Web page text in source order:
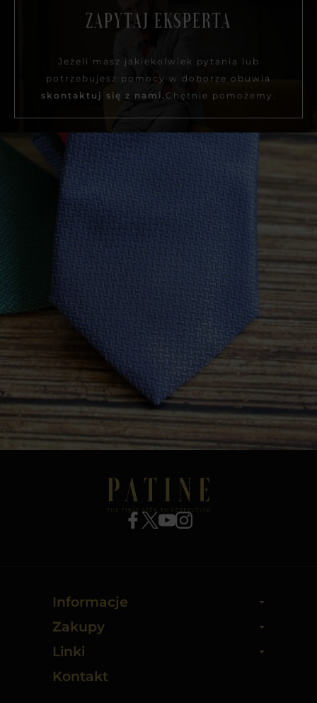
ZAPYTAJ EKSPERTA
Jeżeli masz jakiekolwiek pytania lub
potrzebujesz pomocy w doborze obuwia
skontaktuj się z nami. Chętnie pomożemy.
Informacje
Zakupy
Linki
Kontakt